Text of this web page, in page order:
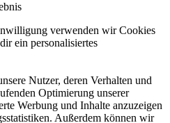
verwenden wir Cookies
ein personalisiertes
Nutzer, deren Verhalten und
Optimierung unserer
Werbung und Inhalte anzuzeigen
Außerdem können wir